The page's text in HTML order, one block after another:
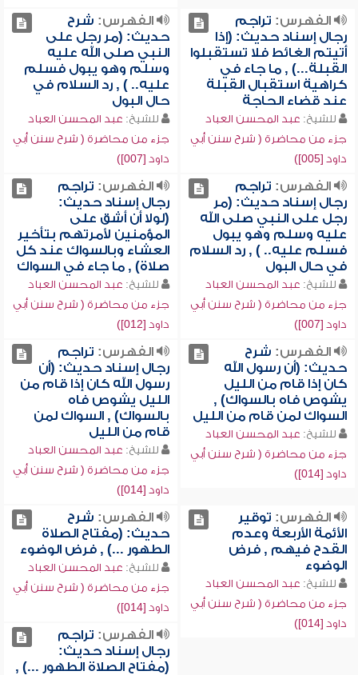
الفهرس: تراجم
رجال إسناد حديث: (إذا
أتيتم الغائط فلا تستقبلوا
القبلة...) , ما جاء في
كراهية استقبال القبلة
عند قضاء الحاجة
للشيخ: عبد المحسن العباد
جزء من محاضرة ( شرح سنن أبي
داود [005])
الفهرس: شرح
حديث: (مر رجل على
النبي صلى الله عليه
وسلم وهو يبول فسلم
عليه.. ) , رد السلام في
حال البول
للشيخ: عبد المحسن العباد
جزء من محاضرة ( شرح سنن أبي
داود [007])
الفهرس: تراجم
رجال إسناد حديث: (مر
رجل على النبي صلى الله
عليه وسلم وهو يبول
فسلم عليه.. ) , رد السلام
في حال البول
للشيخ: عبد المحسن العباد
جزء من محاضرة ( شرح سنن أبي
داود [007])
الفهرس: تراجم
رجال إسناد حديث:
(لولا أن أشق على
المؤمنين لأمرتهم بتأخير
العشاء وبالسواك عند كل
صلاة) , ما جاء في السواك
للشيخ: عبد المحسن العباد
جزء من محاضرة ( شرح سنن أبي
داود [012])
الفهرس: شرح
حديث: (أن رسول الله
كان إذا قام من الليل
يشوص فاه بالسواك) ,
السواك لمن قام من الليل
للشيخ: عبد المحسن العباد
جزء من محاضرة ( شرح سنن أبي
داود [014])
الفهرس: تراجم
رجال إسناد حديث: (أن
رسول الله كان إذا قام من
الليل يشوص فاه
بالسواك) , السواك لمن
قام من الليل
للشيخ: عبد المحسن العباد
جزء من محاضرة ( شرح سنن أبي
داود [014])
الفهرس: توقير
الأئمة الأربعة وعدم
القدح فيهم , فرض
الوضوء
للشيخ: عبد المحسن العباد
جزء من محاضرة ( شرح سنن أبي
داود [014])
الفهرس: شرح
حديث: (مفتاح الصلاة
الطهور ...) , فرض الوضوء
للشيخ: عبد المحسن العباد
جزء من محاضرة ( شرح سنن أبي
داود [014])
الفهرس: تراجم
رجال إسناد حديث:
(مفتاح الصلاة الطهور ...) ,